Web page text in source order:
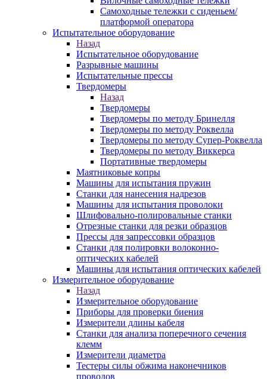
Самоходные тележки с сиденьем/
платформой оператора
Испытательное оборудование
Назад
Испытательное оборудование
Разрывные машины
Испытательные прессы
Твердомеры
Назад
Твердомеры
Твердомеры по методу Бринелля
Твердомеры по методу Роквелла
Твердомеры по методу Супер-Роквелла
Твердомеры по методу Виккерса
Портативные твердомеры
Маятниковые копры
Машины для испытания пружин
Станки для нанесения надрезов
Машины для испытания проволоки
Шлифовально-полировальные станки
Отрезные станки для резки образцов
Прессы для запрессовки образцов
Станки для полировки волоконно-
оптических кабелей
Машины для испытания оптических кабелей
Измерительное оборудование
Назад
Измерительное оборудование
Приборы для проверки биения
Измерители длины кабеля
Станки для анализа поперечного сечения
клемм
Измерители диаметра
Тестеры силы обжима наконечников
проводов